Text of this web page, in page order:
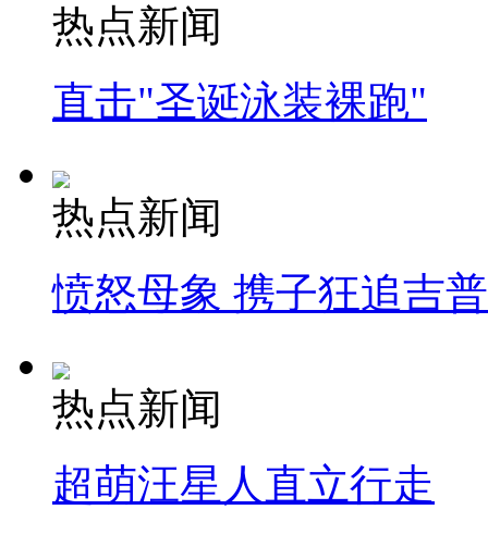
热点新闻
直击"圣诞泳装裸跑"
热点新闻
愤怒母象 携子狂追吉
热点新闻
超萌汪星人直立行走